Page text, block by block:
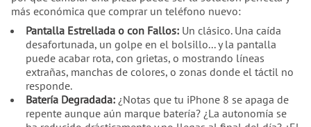
más económica que comprar un teléfono nuevo:
Pantalla Estrellada o con Fallos:Un clásico. Una caída
desafortunada, un golpe en el bolsillo... y la pantalla
puede acabar rota, con grietas, o mostrando líneas
extrañas, manchas de colores, o zonas donde el táctil no
responde.
Batería Degradada:¿Notas que tu iPhone 8 se apaga de
repente aunque aún marque batería? ¿La autonomía se